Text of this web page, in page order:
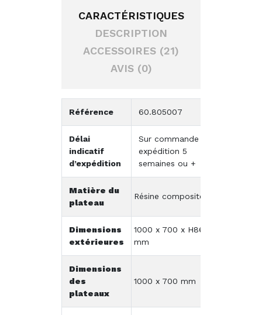
CARACTÉRISTIQUES
DESCRIPTION
ACCESSOIRES (21)
AVIS (0)
Référence 60.805007
Délai
indicatif
d’expédition
Sur commande -
expédition 5
semaines ou +
Matière du
plateau
Résine composite
Dimensions
extérieures
1000 x 700 x H860
mm
Dimensions
des
plateaux
1000 x 700 mm